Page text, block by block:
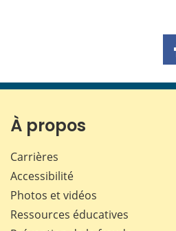
À propos
Carrières
Accessibilité
Photos et vidéos
Ressources éducatives